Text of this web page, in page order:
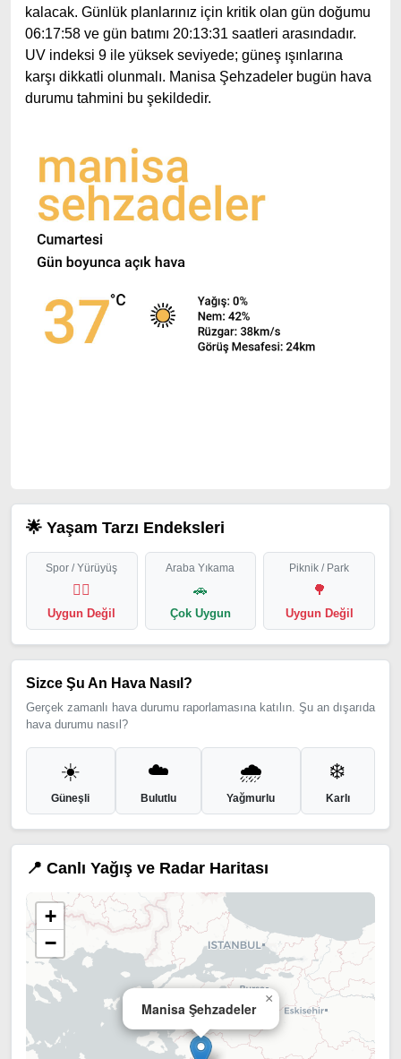
kalacak. Günlük planlarınız için kritik olan gün doğumu
06:17:58 ve gün batımı 20:13:31 saatleri arasındadır.
UV indeksi 9 ile yüksek seviyede; güneş ışınlarına
karşı dikkatli olunmalı. Manisa Şehzadeler bugün hava
durumu tahmini bu şekildedir.
🌟 Yaşam Tarzı Endeksleri
Spor / Yürüyüş
🏃‍♂️
Uygun Değil
Araba Yıkama
🚗
Çok Uygun
Piknik / Park
🌳
Uygun Değil
Sizce Şu An Hava Nasıl?
Gerçek zamanlı hava durumu raporlamasına katılın. Şu an dışarıda
hava durumu nasıl?
☀️
Güneşli
☁️
Bulutlu
🌧️
Yağmurlu
❄️
Karlı
📍 Canlı Yağış ve Radar Haritası
Manisa Şehzadeler
×
+
−